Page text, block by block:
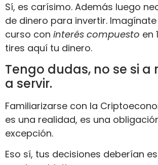
Sí, es carísimo. Además luego
de dinero para invertir.
curso con interés compuesto en
tires aquí tu dinero.
Tengo dudas, no se si a
a servir.
Familiarizarse con la
es una realidad, es una
excepción.
Eso sí, tus decisiones deberían